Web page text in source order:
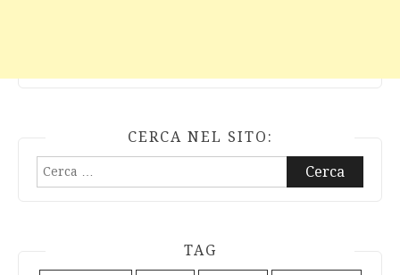
CERCA NEL SITO:
Ricerca
TAG